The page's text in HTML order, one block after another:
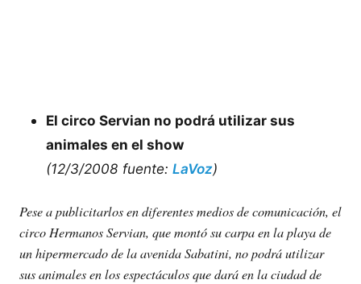
El circo Servian no podrá utilizar sus
animales en el show
(12/3/2008 fuente:LaVoz)
Pese a publicitarlos en diferentes medios de comunicación, el
circo Hermanos Servian, que montó su carpa en la playa de
un hipermercado de la avenida Sabatini, no podrá utilizar
sus animales en los espectáculos que dará en la ciudad de